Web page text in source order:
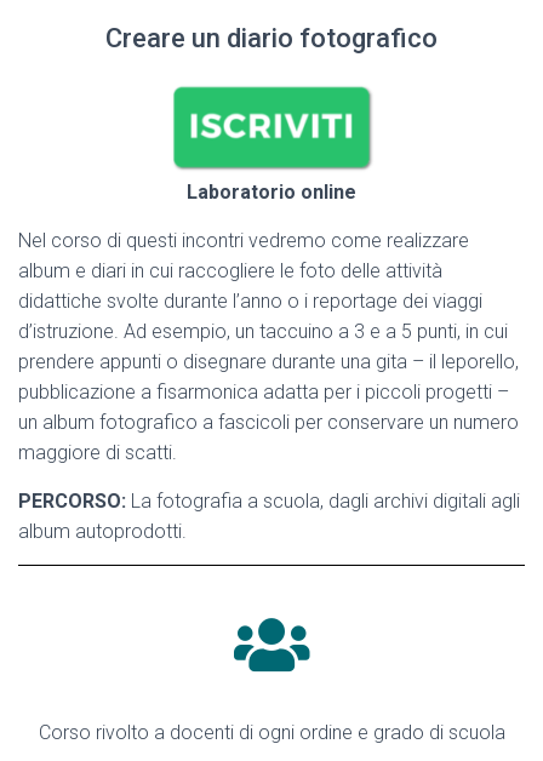
Creare un diario fotografico
Laboratorio online
Nel corso di questi incontri vedremo come realizzare
album e diari in cui raccogliere le foto delle attività
didattiche svolte durante l’anno o i reportage dei viaggi
d’istruzione. Ad esempio, un taccuino a 3 e a 5 punti, in cui
prendere appunti o disegnare durante una gita – il leporello,
pubblicazione a fisarmonica adatta per i piccoli progetti –
un album fotografico a fascicoli per conservare un numero
maggiore di scatti.
PERCORSO: La fotografia a scuola, dagli archivi digitali agli
album autoprodotti.
Corso rivolto a docenti di ogni ordine e grado di scuola